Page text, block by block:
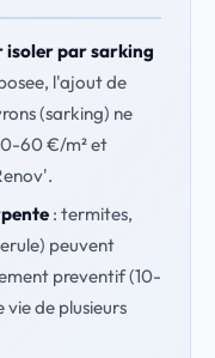
isoler par sarking
l'ajout de
(sarking) ne
60 €/m² et
: termites,
peuvent
preventif (10-
de plusieurs